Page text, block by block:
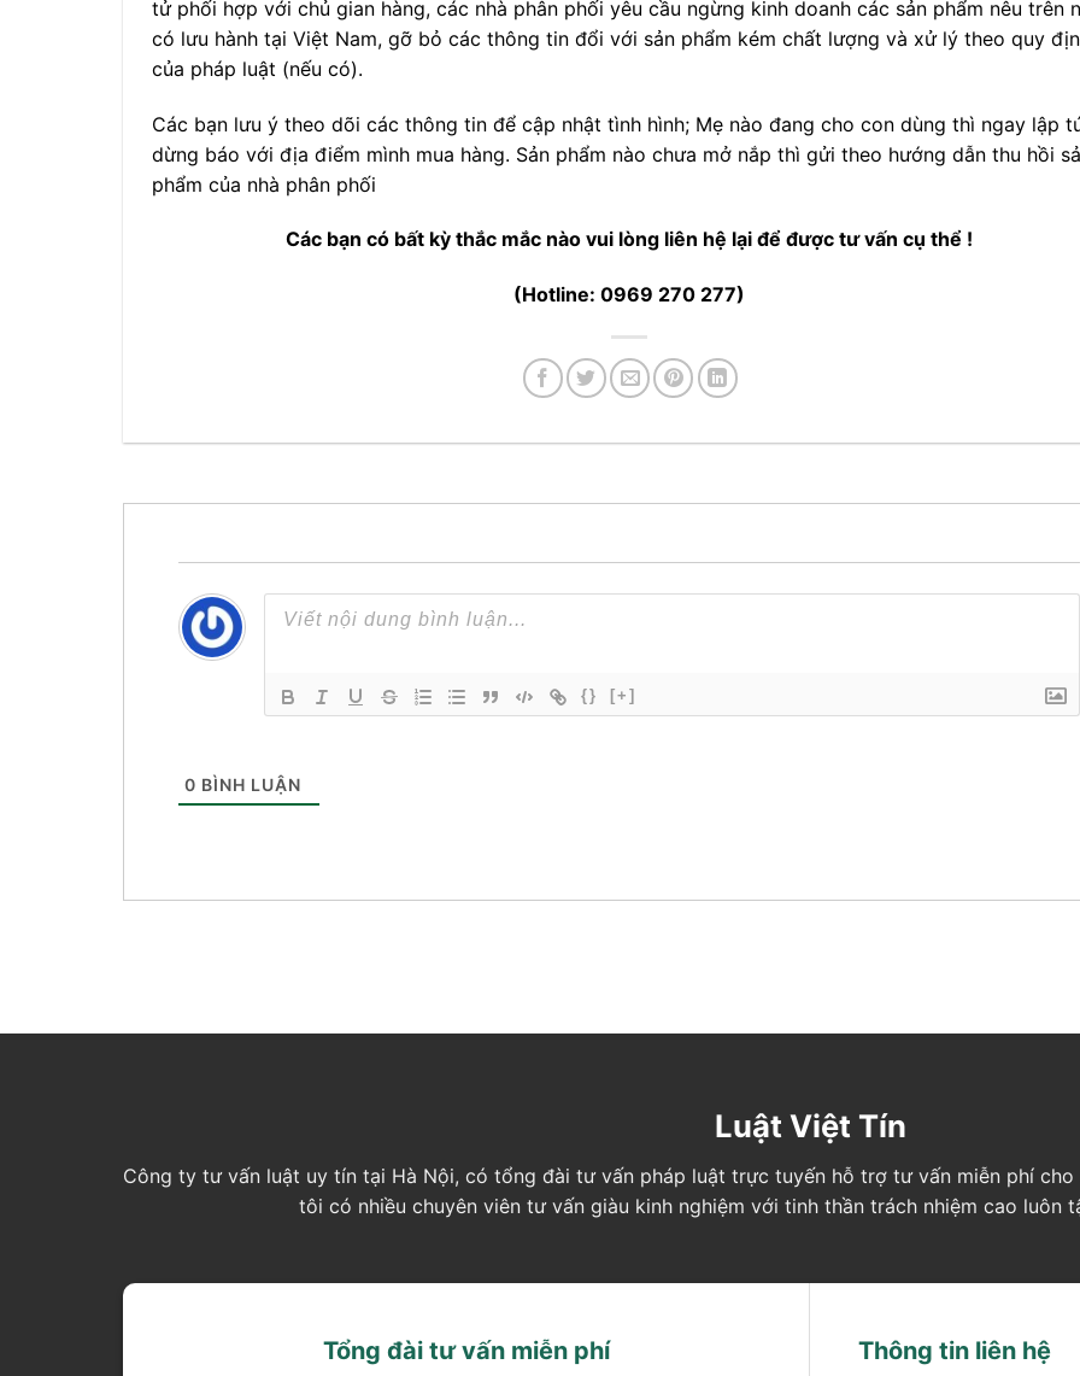
tử phối hợp với chủ gian hàng, các nhà phân phối yêu cầu ngừng kinh doanh các sản phẩm nêu trên
có lưu hành tại Việt Nam, gỡ bỏ các thông tin đổi với sản phẩm kém chất lượng và xử lý theo quy
của pháp luật (nếu có).
Các bạn lưu ý theo dõi các thông tin để cập nhật tình hình; Mẹ nào đang cho con dùng thì ngay lập
dừng báo với địa điểm mình mua hàng. Sản phẩm nào chưa mở nắp thì gửi theo hướng dẫn thu hồi
phẩm của nhà phân phối
Các bạn có bất kỳ thắc mắc nào vui lòng liên hệ lại để được tư vấn cụ thể !
(Hotline: 0969 270 277)
{} [+]
0 BÌNH LUẬN
Luật Việt Tín
Công ty tư vấn luật uy tín tại Hà Nội, có tổng đài tư vấn pháp luật trực tuyến hỗ trợ tư vấn miễn phí cho
tôi có nhiều chuyên viên tư vấn giàu kinh nghiệm với tinh thần trách nhiệm cao luôn
Tổng đài tư vấn miễn phí Thông tin liên hệ